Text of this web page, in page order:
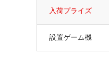
入荷プライズ
設置ゲーム機